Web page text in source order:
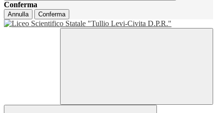
Conferma
Annulla Conferma